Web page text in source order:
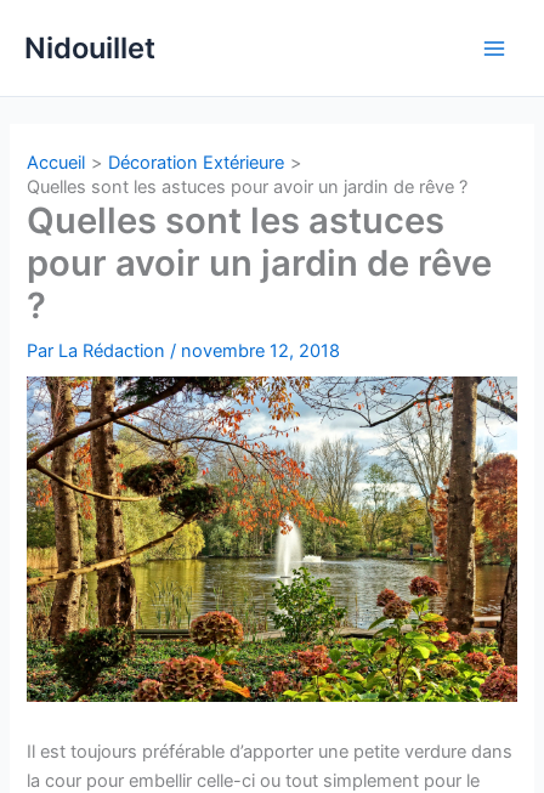
Nidouillet
Accueil
Décoration Extérieure
Quelles sont les astuces pour avoir un jardin de rêve ?
Quelles sont les astuces
pour avoir un jardin de rêve
?
Par La Rédaction/ novembre 12, 2018
Il est toujours préférable d’apporter une petite verdure dans
la cour pour embellir celle-ci ou tout simplement pour le